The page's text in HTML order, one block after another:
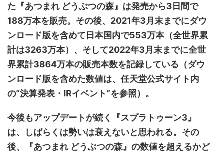
た『あつまれ どうぶつの森』は発売から3日間で
188万本を販売。その後、2021年3月末までにダウ
ンロード版を含めて日本国内で553万本（全世界累
計は3263万本）、そして2022年3月末までに全世
界累計3864万本の販売本数を記録している（ダウ
ンロード版を含めた数値は、任天堂公式サイト内
の“決算発表・IRイベント”を参照）。
今後もアップデートが続く『スプラトゥーン3』
は、しばらくは勢いは衰えないと思われる。その
後、『あつまれ どうぶつの森』の数値を超えるかど